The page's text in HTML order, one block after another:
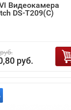
Видеокамера
DS-T209(С)
руб.